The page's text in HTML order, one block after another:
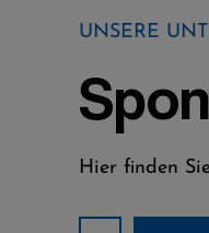
UNSERE
Hier finden